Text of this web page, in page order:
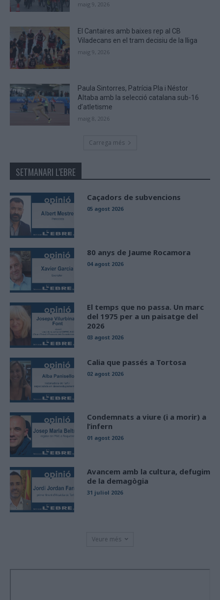
maig 9, 2026
El Cantaires amb baixes rep al CB
Viladecans en el tram decisiu de la lliga
maig 9, 2026
Paula Sintorres, Patrícia Pla i Néstor
Altaba amb la selecció catalana sub-16
d’atletisme
maig 8, 2026
Carrega més
SETMANARI L'EBRE
Caçadors de subvencions
05 agost 2026
80 anys de Jaume Rocamora
04 agost 2026
El temps que no passa. Un marc
del 1975 per a un paisatge del
2026
03 agost 2026
Calia que passés a Tortosa
02 agost 2026
Condemnats a viure (i a morir) a
l’infern
01 agost 2026
Avancem amb la cultura, defugim
de la demagògia
31 juliol 2026
Veure més